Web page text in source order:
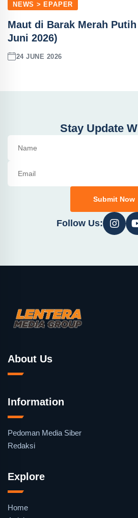
NEWS > EPAPER
Maut di Barak Merah
Juni 2026)
24 JUNE 2026
Stay Update
Submit Now
Follow Us:
About Us
Information
Pedoman Media Siber
Redaksi
Explore
Home